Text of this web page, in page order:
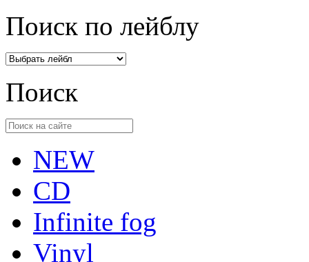
Поиск по лейблу
Поиск
NEW
CD
Infinite fog
Vinyl